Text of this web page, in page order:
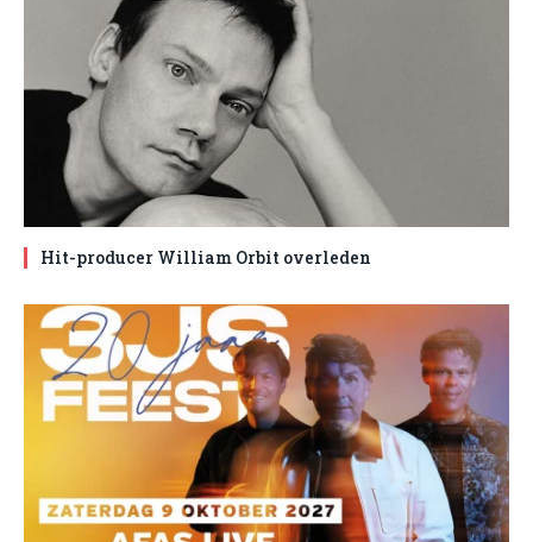
Hit-producer William Orbit overleden